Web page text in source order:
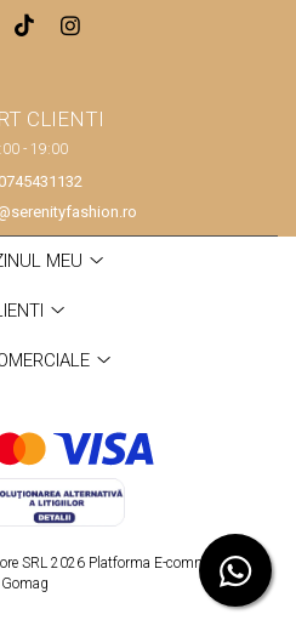
CLIENTI
- 19:00
0745431132
MEU
SRL 2026 Platforma E-commerce by
Gomag